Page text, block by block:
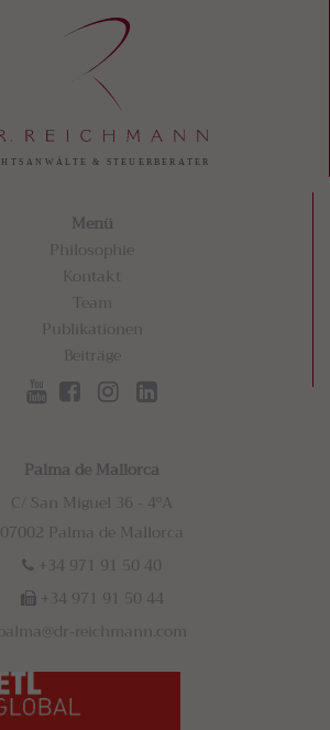
Menü
Philosophie
Kontakt
Team
Publikationen
Beiträge
Palma de Mallorca
C/ San Miguel 36 - 4ºA
07002 Palma de Mallorca
+34 971 91 50 40
+34 971 91 50 44
palma@dr-reichmann.com